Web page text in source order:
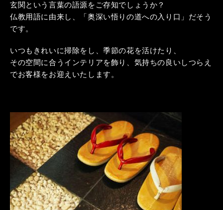
玄関という言葉の語源をご存知でしょうか？
仏教用語に由来し、「奥深い悟りの道への入り口」だそう
です。
いつもきれいに掃除をし、季節の花を活けたり、
その空間に合うインテリアを飾り、気持ちの良いしつらえ
でお客様をお迎えいたします。